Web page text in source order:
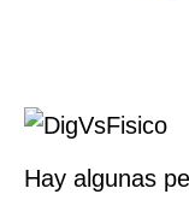
Hay algunas